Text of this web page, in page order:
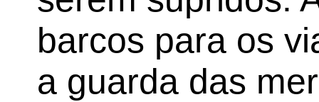
barcos para os
a guarda das